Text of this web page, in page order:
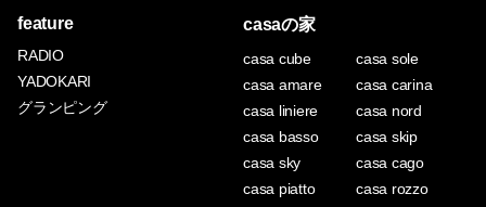
feature
RADIO
YADOKARI
グランピング
casaの家
casa cube
casa sole
casa amare
casa carina
casa liniere
casa nord
casa basso
casa skip
casa sky
casa cago
casa piatto
casa rozzo